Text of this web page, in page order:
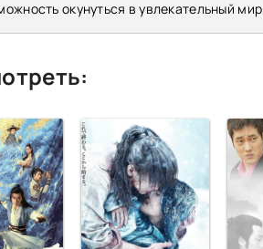
окунуться в увлекательный